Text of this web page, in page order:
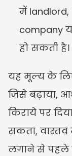
में landlord,
company
हो सकती है।
यह मूल्य के लिए
जिसे बढ़ाया,
किराये पर
सकता, वास्तव
लगाने से पहले